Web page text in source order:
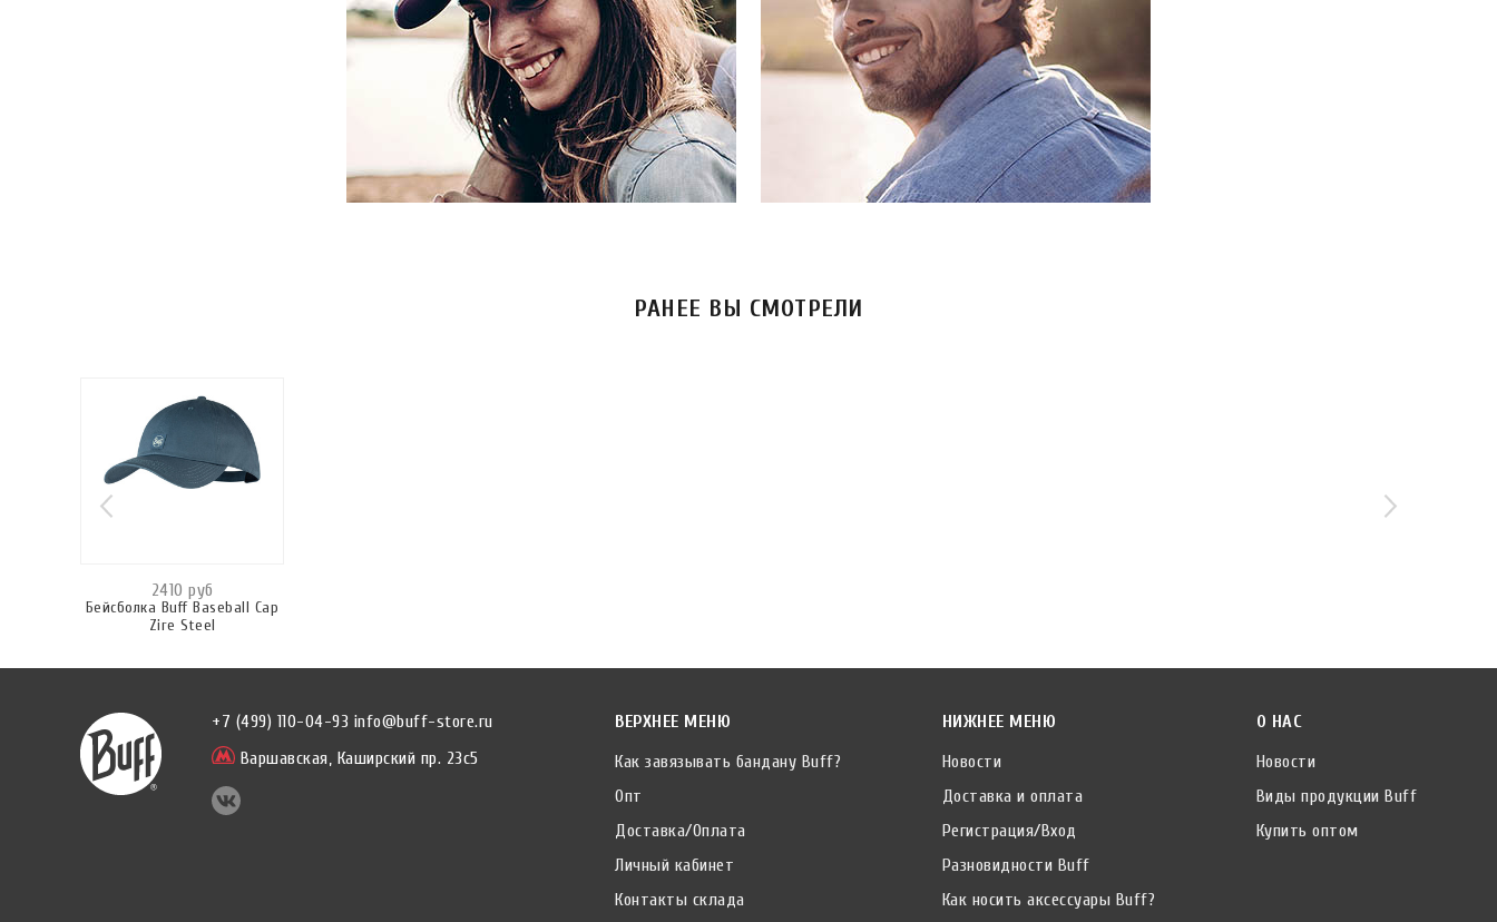
РАНЕЕ ВЫ СМОТРЕЛИ
2410 руб
Бейсболка Buff Baseball Cap
Zire Steel
+7 (499) 110-04-93 info@buff-store.ru
Варшавская, Каширский пр. 23с5
ВЕРХНЕЕ МЕНЮ
Как завязывать бандану Buff?
Опт
Доставка/Оплата
Личный кабинет
Контакты склада
НИЖНЕЕ МЕНЮ
Новости
Доставка и оплата
Регистрация/Вход
Разновидности Buff
Как носить аксессуары Buff?
О НАС
Новости
Виды продукции Buff
Купить оптом